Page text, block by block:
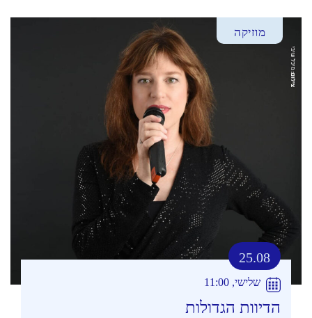
מוזיקה
25.08
שלישי, 11:00
הדיוות הגדולות